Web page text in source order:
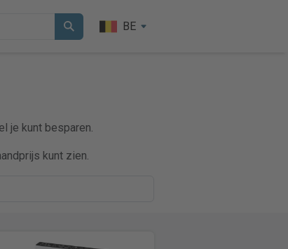
BE
je kunt besparen.
kunt zien.